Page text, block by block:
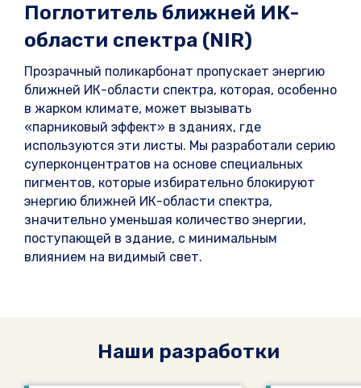
Поглотитель ближней ИК-
области спектра (NIR)
Прозрачный поликарбонат пропускает энергию
ближней ИК-области спектра, которая, особенно
в жарком климате, может вызывать
«парниковый эффект» в зданиях, где
используются эти листы. Мы разработали серию
суперконцентратов на основе специальных
пигментов, которые избирательно блокируют
энергию ближней ИК-области спектра,
значительно уменьшая количество энергии,
поступающей в здание, с минимальным
влиянием на видимый свет.
Наши разработки